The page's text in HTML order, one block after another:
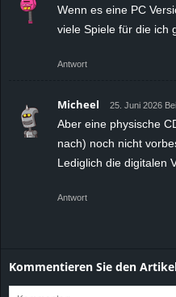
Wenn es eine PC
viele Spiele für die ich
Antwort
Micheel 25. Juni 2026
Aber eine physische
nach) noch nicht
Lediglich die digitalen
Antwort
Kommentieren Sie den